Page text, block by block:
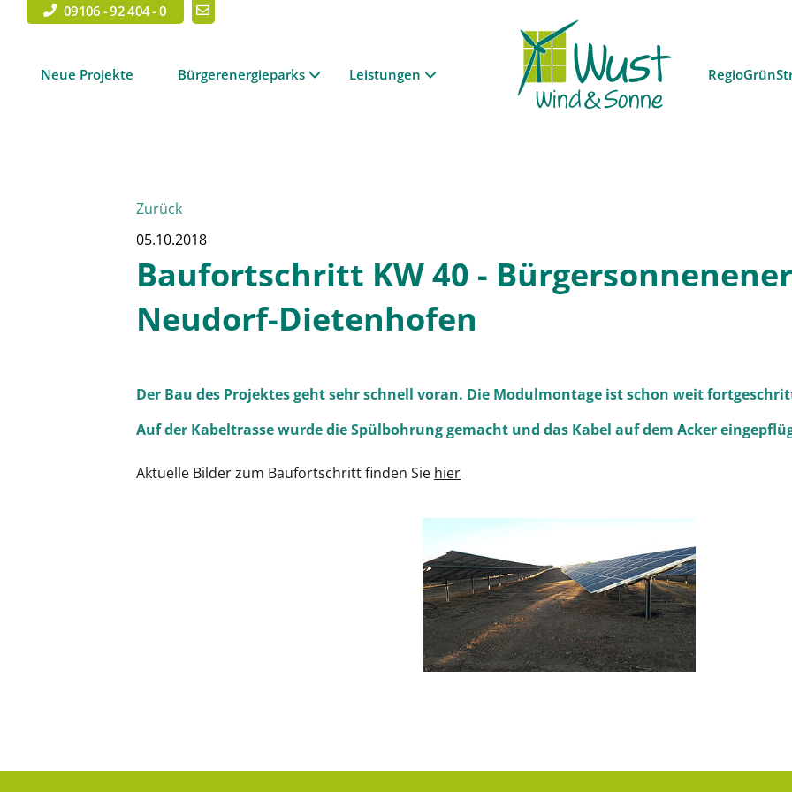
09106 - 92 404 - 0
Neue Projekte Bürgerenergieparks Leistungen
Zurück
05.10.2018
Baufortschritt KW 40 -
Neudorf-Dietenhofen
Der Bau des Projektes geht sehr schnell voran. Die Modulmontage ist schon weit
Auf der Kabeltrasse wurde die Spülbohrung gemacht und das Kabel auf dem Acker
Aktuelle Bilder zum Baufortschritt finden Sie hier